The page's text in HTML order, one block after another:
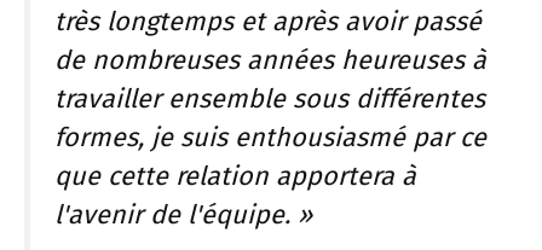
très longtemps et après avoir passé
de nombreuses années heureuses à
travailler ensemble sous différentes
formes, je suis enthousiasmé par ce
que cette relation apportera à
l'avenir de l'équipe. »